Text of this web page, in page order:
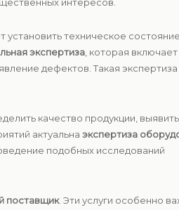
установить техническое состояние
экспертиза , которая включает
дефектов. Такая экспертиза
качество продукции, выявить
актуальна экспертиза
подобных исследований
поставщик. Эти услуги особенно